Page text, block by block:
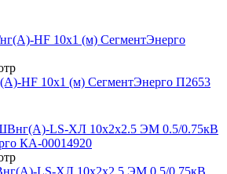
HF 10х1 (м) СегментЭнерго П2653
LS-ХЛ 10х2х2.5 ЭМ 0.5/0.75кВ